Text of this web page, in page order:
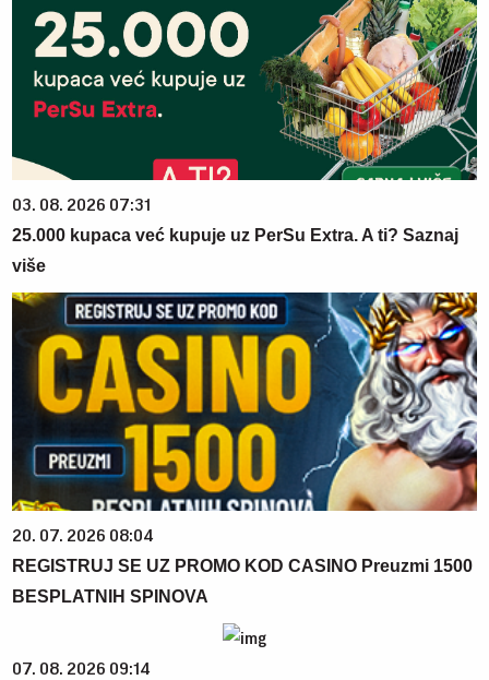
03. 08. 2026 07:31
25.000 kupaca već kupuje uz PerSu Extra. A ti? Saznaj
više
20. 07. 2026 08:04
REGISTRUJ SE UZ PROMO KOD CASINO Preuzmi 1500
BESPLATNIH SPINOVA
07. 08. 2026 09:14